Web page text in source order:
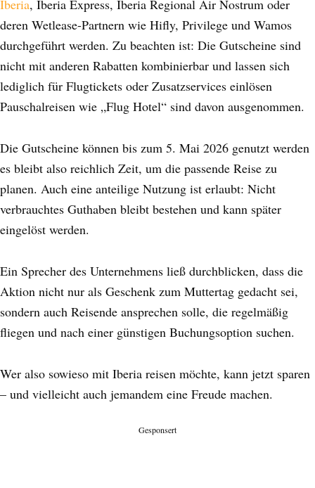
Iberia, Iberia Express, Iberia Regional Air Nostrum oder
deren Wetlease-Partnern wie Hifly, Privilege und Wamos
durchgeführt werden. Zu beachten ist: Die Gutscheine sind
nicht mit anderen Rabatten kombinierbar und lassen sich
lediglich für Flugtickets oder Zusatzservices einlösen
Pauschalreisen wie „Flug Hotel“ sind davon ausgenommen.
Die Gutscheine können bis zum 5. Mai 2026 genutzt werden
es bleibt also reichlich Zeit, um die passende Reise zu
planen. Auch eine anteilige Nutzung ist erlaubt: Nicht
verbrauchtes Guthaben bleibt bestehen und kann später
eingelöst werden.
Ein Sprecher des Unternehmens ließ durchblicken, dass die
Aktion nicht nur als Geschenk zum Muttertag gedacht sei,
sondern auch Reisende ansprechen solle, die regelmäßig
fliegen und nach einer günstigen Buchungsoption suchen.
Wer also sowieso mit Iberia reisen möchte, kann jetzt sparen
– und vielleicht auch jemandem eine Freude machen.
Gesponsert